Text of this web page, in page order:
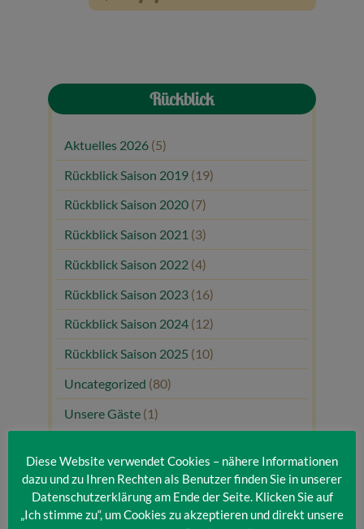
Rückblick
Aktuelles 2026 (5)
Rückblick Saison 2019 (19)
Rückblick Saison 2020 (7)
Rückblick Saison 2021 (3)
Rückblick Saison 2022 (4)
Rückblick Saison 2023 (16)
Rückblick Saison 2024 (12)
Rückblick Saison 2025 (10)
Uncategorized (80)
Unsere Gäste (1)
Diese Website verwendet Cookies – nähere Informationen
dazu und zu Ihren Rechten als Benutzer finden Sie in unserer
Datenschutzerklärung am Ende der Seite. Klicken Sie auf
„Ich stimme zu“, um Cookies zu akzeptieren und direkt unsere